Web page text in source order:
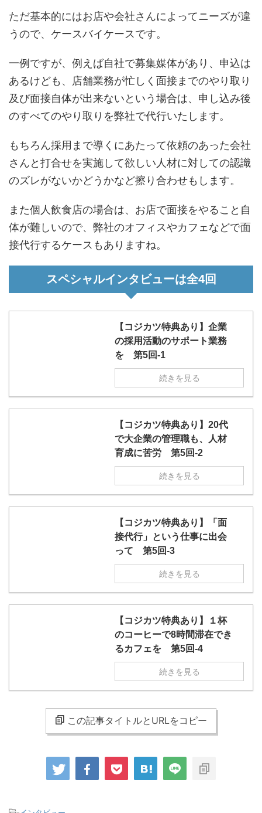
ただ基本的にはお店や会社さんによってニーズが違
うので、ケースバイケースです。
一例ですが、例えば自社で募集媒体があり、申込は
あるけども、店舗業務が忙しく面接までのやり取り
及び面接自体が出来ないという場合は、申し込み後
のすべてのやり取りを弊社で代行いたします。
もちろん採用まで導くにあたって依頼のあった会社
さんと打合せを実施して欲しい人材に対しての認識
のズレがないかどうかなど擦り合わせもします。
また個人飲食店の場合は、お店で面接をやること自
体が難しいので、弊社のオフィスやカフェなどで面
接代行するケースもありますね。
スペシャルインタビューは全4回
【コジカツ特典あり】企業
の採用活動のサポート業務
を 第5回-1
続きを見る
【コジカツ特典あり】20代
で大企業の管理職も、人材
育成に苦労 第5回-2
続きを見る
【コジカツ特典あり】「面
接代行」という仕事に出会
って 第5回-3
続きを見る
【コジカツ特典あり】１杯
のコーヒーで8時間滞在でき
るカフェを 第5回-4
続きを見る
この記事タイトルとURLをコピー